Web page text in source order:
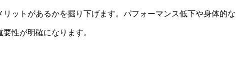
ットがあるかを掘り下げます。パフォーマンス低下や身体的な
性が明確になります。